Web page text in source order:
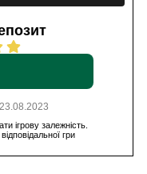
ігрову залежність.
гри